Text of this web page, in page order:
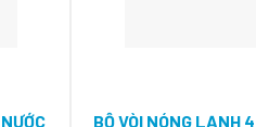
BỘ VÒI NÓNG LẠNH